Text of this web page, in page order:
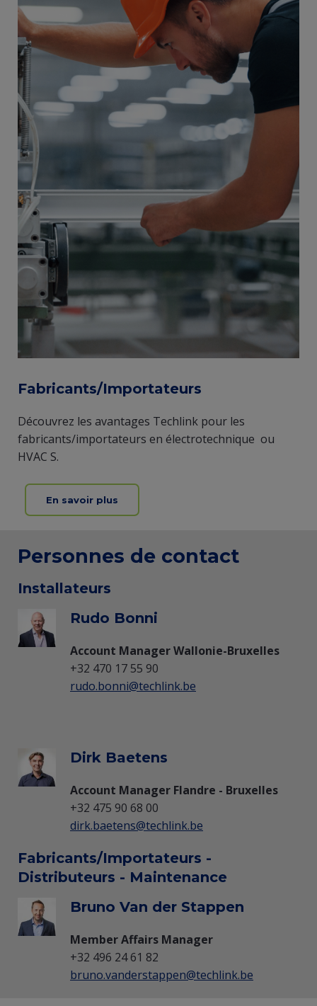
Fabricants/Importateurs
Découvrez les avantages Techlink pour les
fabricants/importateurs en électrotechnique ou
HVAC S.
En savoir plus
Personnes de contact
Installateurs
Rudo Bonni
Account Manager Wallonie-Bruxelles
+32 470 17 55 90
rudo.bonni@techlink.be
Dirk Baetens
Account Manager Flandre - Bruxelles
+32 475 90 68 00
dirk.baetens@techlink.be
Fabricants/Importateurs -
Distributeurs - Maintenance
Bruno Van der Stappen
Member Affairs Manager
+32 496 24 61 82
bruno.vanderstappen@techlink.be